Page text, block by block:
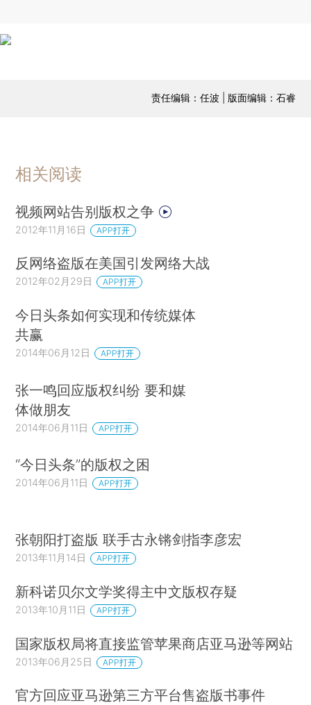
责任编辑：任波 | 版面编辑：石睿
相关阅读
视频网站告别版权之争
2012年11月16日 APP打开
反网络盗版在美国引发网络大战
2012年02月29日 APP打开
今日头条如何实现和传统媒体
共赢
2014年06月12日 APP打开
张一鸣回应版权纠纷 要和媒
体做朋友
2014年06月11日 APP打开
“今日头条”的版权之困
2014年06月11日 APP打开
张朝阳打盗版 联手古永锵剑指李彦宏
2013年11月14日 APP打开
新科诺贝尔文学奖得主中文版权存疑
2013年10月11日 APP打开
国家版权局将直接监管苹果商店亚马逊等网站
2013年06月25日 APP打开
官方回应亚马逊第三方平台售盗版书事件